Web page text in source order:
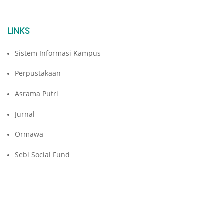
LINKS
Sistem Informasi Kampus
Perpustakaan
Asrama Putri
Jurnal
Ormawa
Sebi Social Fund